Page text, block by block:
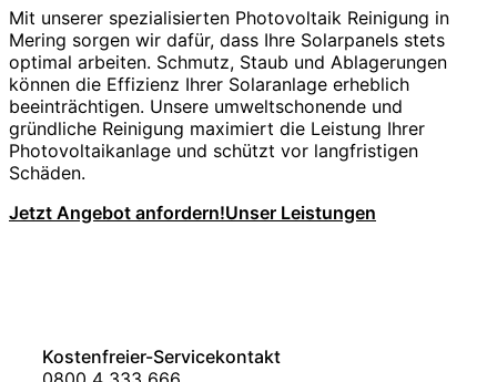
Mit unserer spezialisierten Photovoltaik Reinigung in
Mering sorgen wir dafür, dass Ihre Solarpanels stets
optimal arbeiten. Schmutz, Staub und Ablagerungen
können die Effizienz Ihrer Solaranlage erheblich
beeinträchtigen. Unsere umweltschonende und
gründliche Reinigung maximiert die Leistung Ihrer
Photovoltaikanlage und schützt vor langfristigen
Schäden.
Jetzt Angebot anfordern!Unser Leistungen
Kostenfreier-Servicekontakt